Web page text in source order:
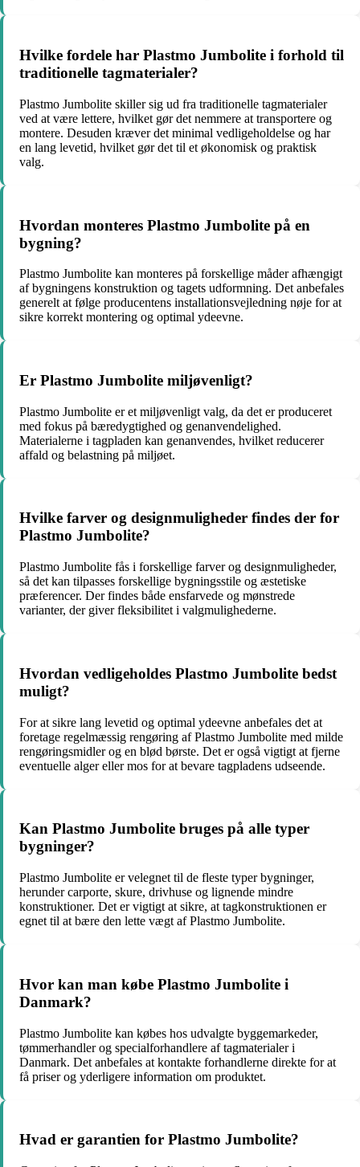
Hvilke fordele har Plastmo Jumbolite i forhold til
traditionelle tagmaterialer?
Plastmo Jumbolite skiller sig ud fra traditionelle tagmaterialer
ved at være lettere, hvilket gør det nemmere at transportere og
montere. Desuden kræver det minimal vedligeholdelse og har
en lang levetid, hvilket gør det til et økonomisk og praktisk
valg.
Hvordan monteres Plastmo Jumbolite på en
bygning?
Plastmo Jumbolite kan monteres på forskellige måder afhængigt
af bygningens konstruktion og tagets udformning. Det anbefales
generelt at følge producentens installationsvejledning nøje for at
sikre korrekt montering og optimal ydeevne.
Er Plastmo Jumbolite miljøvenligt?
Plastmo Jumbolite er et miljøvenligt valg, da det er produceret
med fokus på bæredygtighed og genanvendelighed.
Materialerne i tagpladen kan genanvendes, hvilket reducerer
affald og belastning på miljøet.
Hvilke farver og designmuligheder findes der for
Plastmo Jumbolite?
Plastmo Jumbolite fås i forskellige farver og designmuligheder,
så det kan tilpasses forskellige bygningsstile og æstetiske
præferencer. Der findes både ensfarvede og mønstrede
varianter, der giver fleksibilitet i valgmulighederne.
Hvordan vedligeholdes Plastmo Jumbolite bedst
muligt?
For at sikre lang levetid og optimal ydeevne anbefales det at
foretage regelmæssig rengøring af Plastmo Jumbolite med milde
rengøringsmidler og en blød børste. Det er også vigtigt at fjerne
eventuelle alger eller mos for at bevare tagpladens udseende.
Kan Plastmo Jumbolite bruges på alle typer
bygninger?
Plastmo Jumbolite er velegnet til de fleste typer bygninger,
herunder carporte, skure, drivhuse og lignende mindre
konstruktioner. Det er vigtigt at sikre, at tagkonstruktionen er
egnet til at bære den lette vægt af Plastmo Jumbolite.
Hvor kan man købe Plastmo Jumbolite i
Danmark?
Plastmo Jumbolite kan købes hos udvalgte byggemarkeder,
tømmerhandler og specialforhandlere af tagmaterialer i
Danmark. Det anbefales at kontakte forhandlerne direkte for at
få priser og yderligere information om produktet.
Hvad er garantien for Plastmo Jumbolite?